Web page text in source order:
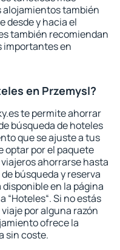
alojamientos también
desde y hacia el
también recomiendan
importantes en
en Przemysl?
te permite ahorrar
búsqueda de hoteles
que se ajuste a tus
optar por el paquete
ahorrarse hasta
búsqueda y reserva
en la página
“Hoteles“. Si no estás
por alguna razón
ofrece la
sin coste.